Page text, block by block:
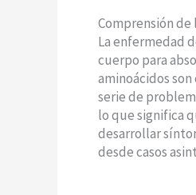
Comprensión
La enfermedad
cuerpo para
aminoácidos
serie de
lo que significa
desarrollar
desde casos